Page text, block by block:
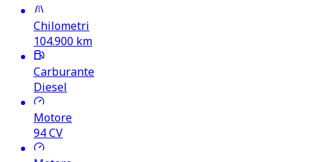
Chilometri
104.900 km
Carburante
Diesel
Motore
94CV